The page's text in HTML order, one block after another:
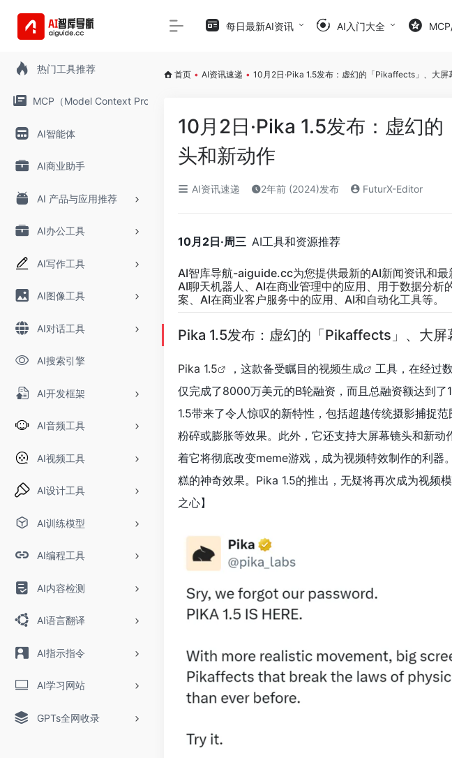
热门工具推荐
MCP（Model Context Protocol）
AI智能体
AI商业助手
AI 产品与应用推荐
AI办公工具
AI写作工具
AI图像工具
AI对话工具
AI搜索引擎
AI开发框架
AI音频工具
AI视频工具
AI设计工具
AI训练模型
AI编程工具
AI内容检测
AI语言翻译
AI指示指令
AI学习网站
GPTs全网收录
每日最新AI资讯 AI入门大全
首页 • AI资讯速递 • 10月2日·Pika 1.5发布：虚幻的「Pikaffects」、大屏
10月2日·Pika 1.5发布：虚幻
头和新动作
AI资讯速递 2年前 (2024)发布 FuturX-Editor
10月2日·周三 AI工具和资源推荐
AI智库导航-aiguide.cc为您提供最新的AI新闻资讯和
AI聊天机器人、AI在商业管理中的应用、用于数据分
案、AI在商业客户服务中的应用、AI和自动化工具等。
Pika 1.5发布：虚幻的「Pikaffects」、大屏
Pika 1.5 ，这款备受瞩目的视频生成
工具，在经过
仅完成了8000万美元的B轮融资，而且总融资额达到
1.5带来了令人惊叹的新特性，包括超越传统摄影捕捉
粉碎或膨胀等效果。此外，它还支持大屏幕镜头和新
着它将彻底改变meme游戏，成为视频特效制作的利器
糕的神奇效果。Pika 1.5的推出，无疑将再次成为视频
之心】